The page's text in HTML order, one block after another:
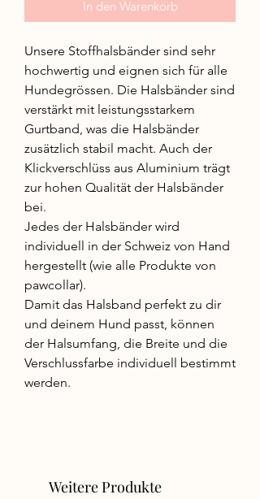
In den Warenkorb
Unsere Stoffhalsbänder sind sehr
hochwertig und eignen sich für alle
Hundegrössen. Die Halsbänder sind
verstärkt mit leistungsstarkem
Gurtband, was die Halsbänder
zusätzlich stabil macht. Auch der
Klickverschlüss aus Aluminium trägt
zur hohen Qualität der Halsbänder
bei.
Jedes der Halsbänder wird
individuell in der Schweiz von Hand
hergestellt (wie alle Produkte von
pawcollar).
Damit das Halsband perfekt zu dir
und deinem Hund passt, können
der Halsumfang, die Breite und die
Verschlussfarbe individuell bestimmt
werden.
Weitere Produkte